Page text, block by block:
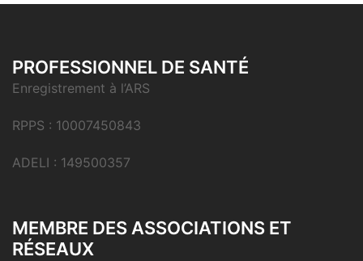
PROFESSIONNEL DE SANTÉ
Enregistrement à l’ARS
RPPS : 10007450843
ADELI : 149500357
MEMBRE DES ASSOCIATIONS ET
RÉSEAUX